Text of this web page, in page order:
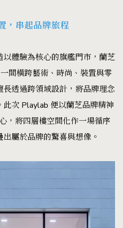
，串起品牌旅程
體驗為核心的旗艦門市，蘭芝
間橫跨藝術、時尚、裝置與零
透過跨領域設計，將品牌理念
次 Playlab 便以蘭芝品牌精神
，將四層樓空間化作一場循序
屬於品牌的驚喜與想像。